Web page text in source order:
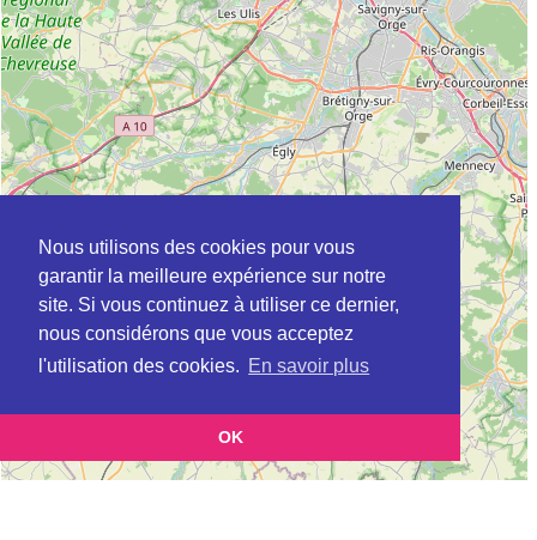
Nous utilisons des cookies pour vous
garantir la meilleure expérience sur notre
site. Si vous continuez à utiliser ce dernier,
nous considérons que vous acceptez
l'utilisation des cookies. En savoir plus
OK